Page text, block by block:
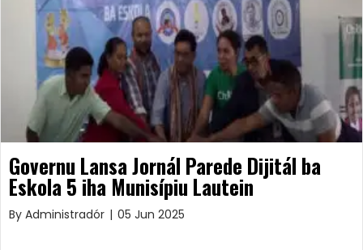
Governu Lansa Jornál Parede Dijitál ba
Eskola 5 iha Munisípiu Lautein
By Administradór | 05 Jun 2025